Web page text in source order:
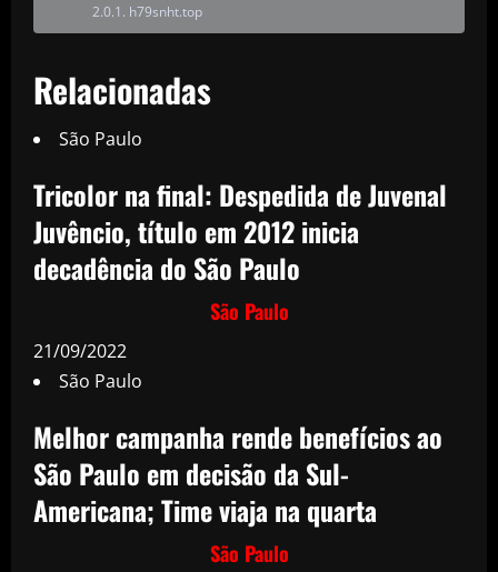
h79snht.top
Relacionadas
São Paulo
Tricolor na final: Despedida de Juvenal
Juvêncio, título em 2012 inicia
decadência do São Paulo
São Paulo
21/09/2022
São Paulo
Melhor campanha rende benefícios ao
São Paulo em decisão da Sul-
Americana; Time viaja na quarta
São Paulo